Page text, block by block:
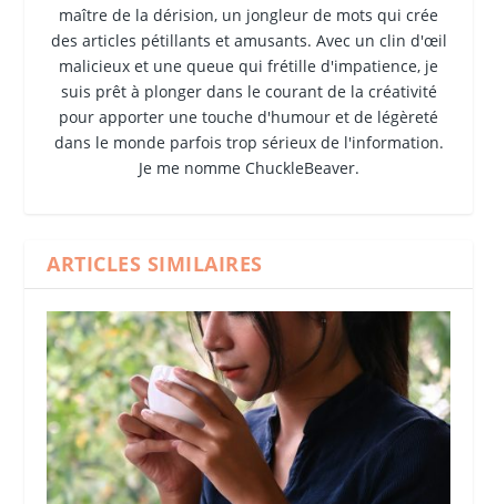
maître de la dérision, un jongleur de mots qui crée
des articles pétillants et amusants. Avec un clin d'œil
malicieux et une queue qui frétille d'impatience, je
suis prêt à plonger dans le courant de la créativité
pour apporter une touche d'humour et de légèreté
dans le monde parfois trop sérieux de l'information.
Je me nomme ChuckleBeaver.
ARTICLES SIMILAIRES